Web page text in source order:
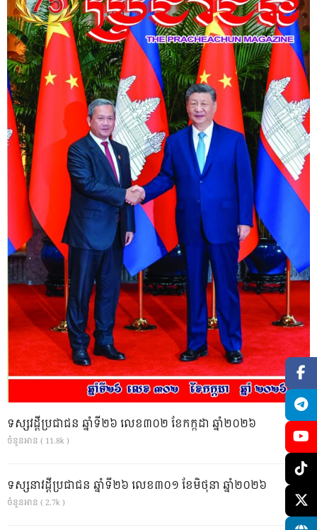
ទស្សវដ្តីប្រជាជន ឆ្នាំទី២៦ លេខ៣០២ ខែកក្កដា ឆ្នាំ២០២៦
ចំនួនអាន ( 11.8k )
ទស្សនាវដ្ដីប្រជាជន ឆ្នាំទី២៦ លេខ៣០១ ខែមិថុនា ឆ្នាំ២០២៦
ចំនួនអាន ( 2.7k )